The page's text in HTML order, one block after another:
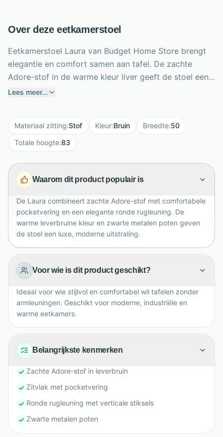
Over deze eetkamerstoel
Eetkamerstoel Laura van Budget Home Store brengt
elegantie en comfort samen aan tafel. De zachte
Adore-stof in de warme kleur liver geeft de stoel een
luxe uitstraling, terwijl de slanke zwarte metalen poten
ondersteuning, ook tijdens lange diners of
thuiswerken. De ronde rugleuning en subtiele verticale
zithoogte van 48 cm, zitdiepte van 46 cm, breedte
van 50 cm en totale hoogte van 83 cm past Laura
eetkamers van vandaag met veel karakter.
Lees meer...
Materiaal zitting:Stof Kleur:Bruin Breedte:50
Totale hoogte:83
Waarom dit product populair is
De Laura combineert zachte Adore-stof met comfortabele
pocketvering en een elegante ronde rugleuning. De
warme leverbruine kleur en zwarte metalen poten geven
de stoel een luxe, moderne uitstraling.
Voor wie is dit product geschikt?
Ideaal voor wie stijlvol en comfortabel wil tafelen zonder
armleuningen. Geschikt voor moderne, industriële en
warme eetkamers.
Belangrijkste kenmerken
Zachte Adore-stof in leverbruin
Zitvlak met pocketvering
Ronde rugleuning met verticale stiksels
Zwarte metalen poten